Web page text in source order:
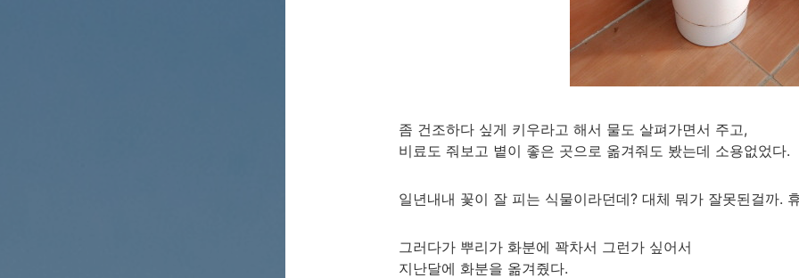
좀 건조하다 싶게 키우라고 해서 물도 살펴가면서 주고,
비료도 줘보고 볕이 좋은 곳으로 옮겨줘도 봤는데 소용없었다.
일년내내 꽃이 잘 피는 식물이라던데? 대체 뭐가 잘못된걸까.
그러다가 뿌리가 화분에 꽉차서 그런가 싶어서
지난달에 화분을 옮겨줬다.